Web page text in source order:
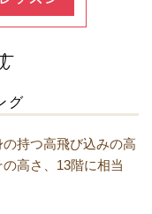
グ
持つ高飛び込みの高
高さ、13階に相当